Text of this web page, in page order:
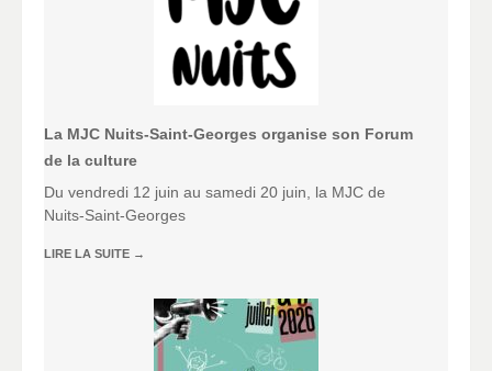
La MJC Nuits-Saint-Georges organise son Forum
de la culture
Du vendredi 12 juin au samedi 20 juin, la MJC de
Nuits-Saint-Georges
LIRE LA SUITE →